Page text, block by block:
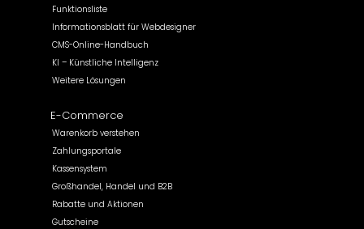
Funktionsliste
Informationsblatt für Webdesigner
CMS-Online-Handbuch
KI – Künstliche Intelligenz
Weitere Lösungen
E-Commerce
Warenkorb verstehen
Zahlungsportale
Kassensystem
Großhandel, Handel und B2B
Rabatte und Aktionen
Gutscheine